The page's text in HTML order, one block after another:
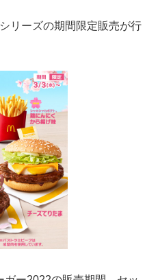
リーズの期間限定販売が行